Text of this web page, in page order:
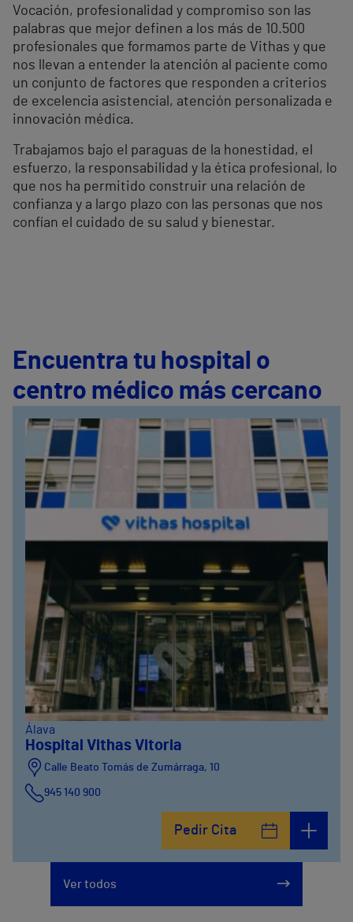
Vocación, profesionalidad y compromiso son las
palabras que mejor definen a los más de 10.500
profesionales que formamos parte de Vithas y que
nos llevan a entender la atención al paciente como
un conjunto de factores que responden a criterios
de excelencia asistencial, atención personalizada e
innovación médica.
Trabajamos bajo el paraguas de la honestidad, el
esfuerzo, la responsabilidad y la ética profesional, lo
que nos ha permitido construir una relación de
confianza y a largo plazo con las personas que nos
confían el cuidado de su salud y bienestar.
Encuentra tu hospital o
centro médico más cercano
Álava
Hospital Vithas Vitoria
Calle Beato Tomás de Zumárraga, 10
945 140 900
Pedir Cita
Ver todos